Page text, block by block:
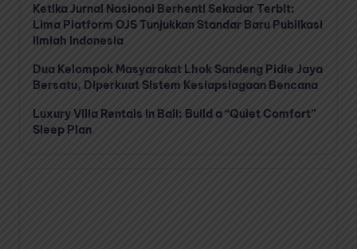
Ketika Jurnal Nasional Berhenti Sekadar Terbit:
Lima Platform OJS Tunjukkan Standar Baru Publikasi
Ilmiah Indonesia
Dua Kelompok Masyarakat Lhok Sandeng Pidie Jaya
Bersatu, Diperkuat Sistem Kesiapsiagaan Bencana
Luxury Villa Rentals in Bali: Build a “Quiet Comfort”
Sleep Plan